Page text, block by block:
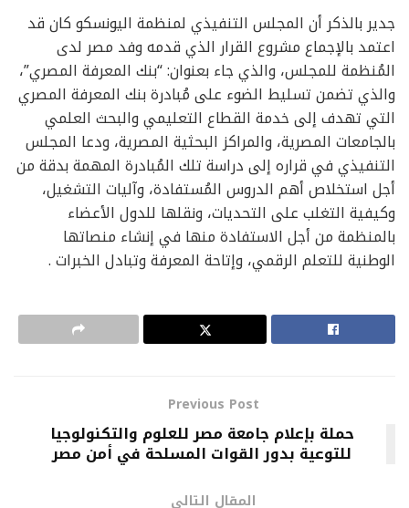
جدير بالذكر أن المجلس التنفيذي لمنظمة اليونسكو كان قد
اعتمد بالإجماع مشروع القرار الذي قدمه وفد مصر لدى
المُنظمة للمجلس، والذي جاء بعنوان: “بنك المعرفة المصري”،
والذي تضمن تسليط الضوء على مُبادرة بنك المعرفة المصري
التي تهدف إلى خدمة القطاع التعليمي والبحث العلمي
بالجامعات المصرية، والمراكز البحثية المصرية، ودعا المجلس
التنفيذي في قراره إلى دراسة تلك المُبادرة المهمة بدقة من
أجل استخلاص أهم الدروس المُستفادة، وآليات التشغيل،
وكيفية التغلب على التحديات، ونقلها للدول الأعضاء
بالمنظمة من أجل الاستفادة منها في إنشاء منصاتها
الوطنية للتعلم الرقمي، وإتاحة المعرفة وتبادل الخبرات .
Previous Post
حملة بإعلام جامعة مصر للعلوم والتكنولوجيا
للتوعية بدور القوات المسلحة في أمن مصر
المقال التالي